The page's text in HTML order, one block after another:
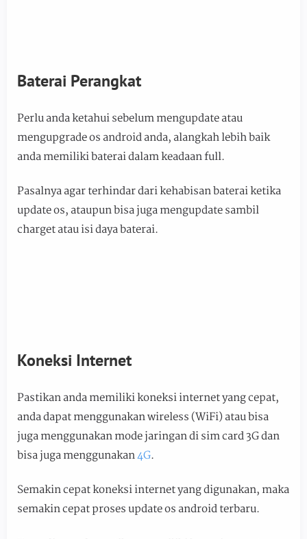
Baterai Perangkat
Perlu anda ketahui sebelum mengupdate atau
mengupgrade os android anda, alangkah lebih baik
anda memiliki baterai dalam keadaan full.
Pasalnya agar terhindar dari kehabisan baterai ketika
update os, ataupun bisa juga mengupdate sambil
charget atau isi daya baterai.
Koneksi Internet
Pastikan anda memiliki koneksi internet yang cepat,
anda dapat menggunakan wireless (WiFi) atau bisa
juga menggunakan mode jaringan di sim card 3G dan
bisa juga menggunakan4G.
Semakin cepat koneksi internet yang digunakan, maka
semakin cepat proses update os android terbaru.